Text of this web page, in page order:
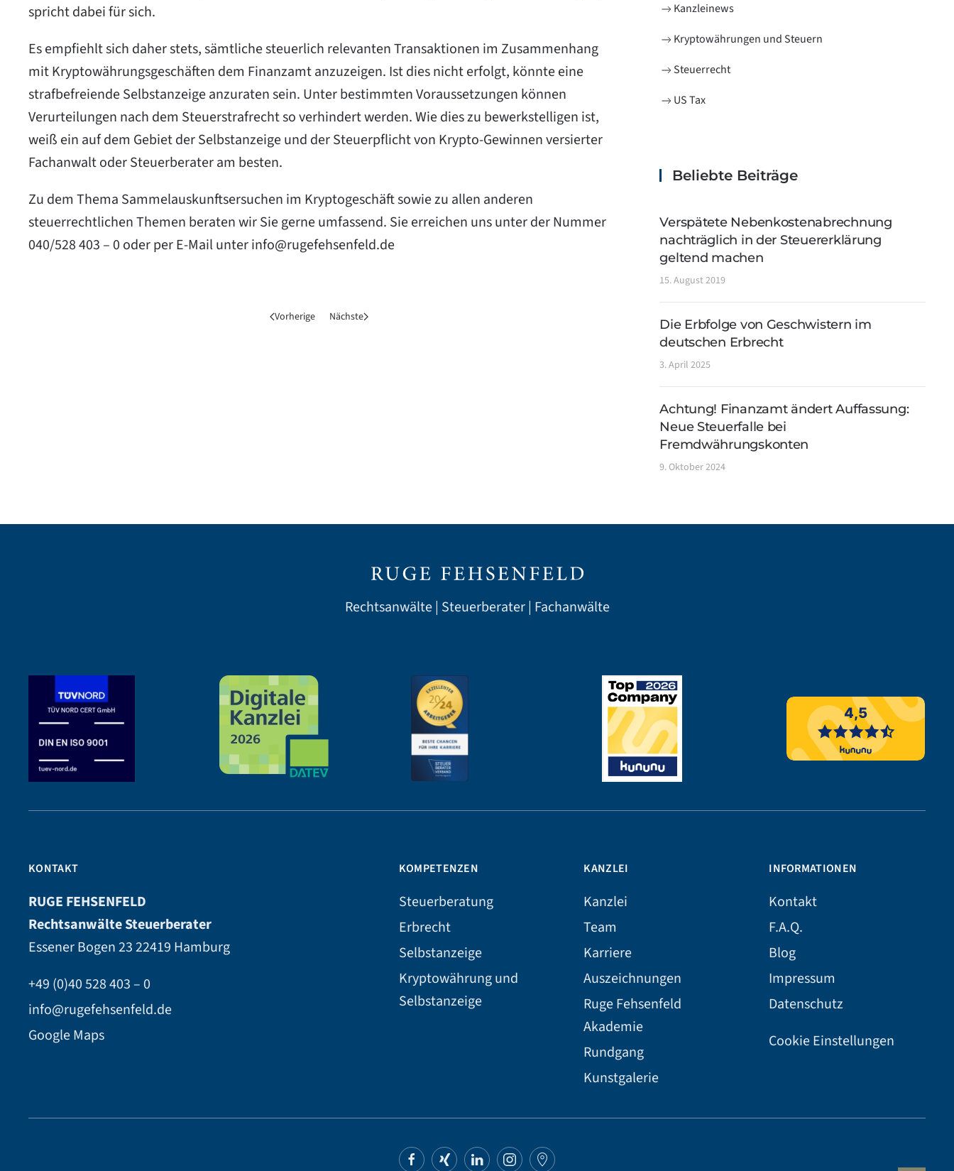
spricht dabei für sich.
Es empfiehlt sich daher stets, sämtliche steuerlich relevanten Transaktionen im Zusammenhang
mit Kryptowährungsgeschäften dem Finanzamt anzuzeigen. Ist dies nicht erfolgt, könnte eine
strafbefreiende Selbstanzeige anzuraten sein. Unter bestimmten Voraussetzungen können
Verurteilungen nach dem Steuerstrafrecht so verhindert werden. Wie dies zu bewerkstelligen ist,
weiß ein auf dem Gebiet der Selbstanzeige und der Steuerpflicht von Krypto-Gewinnen versierter
Fachanwalt oder Steuerberater am besten.
Zu dem Thema Sammelauskunftsersuchen im Kryptogeschäft sowie zu allen anderen
steuerrechtlichen Themen beraten wir Sie gerne umfassend. Sie erreichen uns unter der Nummer
040/528 403 – 0 oder per E-Mail unterinfo@rugefehsenfeld.de
Vorherige Nächste
Kanzleinews
Kryptowährungen und Steuern
Steuerrecht
US Tax
Beliebte Beiträge
Verspätete Nebenkostenabrechnung
nachträglich in der Steuererklärung
geltend machen
15. August 2019
Die Erbfolge von Geschwistern im
deutschen Erbrecht
3. April 2025
Achtung! Finanzamt ändert Auffassung:
Neue Steuerfalle bei
Fremdwährungskonten
9. Oktober 2024
Rechtsanwälte | Steuerberater | Fachanwälte
KONTAKT
RUGE FEHSENFELD
Rechtsanwälte Steuerberater
Essener Bogen 2322419 Hamburg
+49 (0)40 528 403 – 0
info@rugefehsenfeld.de
Google Maps
KOMPETENZEN
Steuerberatung
Erbrecht
Selbstanzeige
Kryptowährung und
Selbstanzeige
KANZLEI
Kanzlei
Team
Karriere
Auszeichnungen
Ruge Fehsenfeld
Akademie
Rundgang
Kunstgalerie
INFORMATIONEN
Kontakt
F.A.Q.
Blog
Impressum
Datenschutz
Cookie Einstellungen